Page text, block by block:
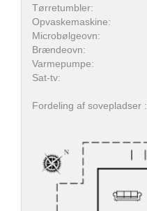
Tørretumbler:
Opvaskemaskine:
Microbølgeovn:
Brændeovn:
Varmepumpe:
Sat-tv:
Fordeling af sovepladser :